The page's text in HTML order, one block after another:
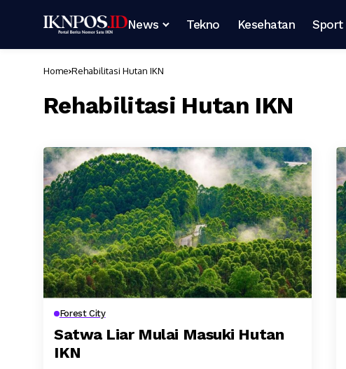
News Tekno Kesehatan Sport
Home Rehabilitasi Hutan IKN
Rehabilitasi Hutan IKN
Forest City
Satwa Liar Mulai Masuki Hutan
IKN